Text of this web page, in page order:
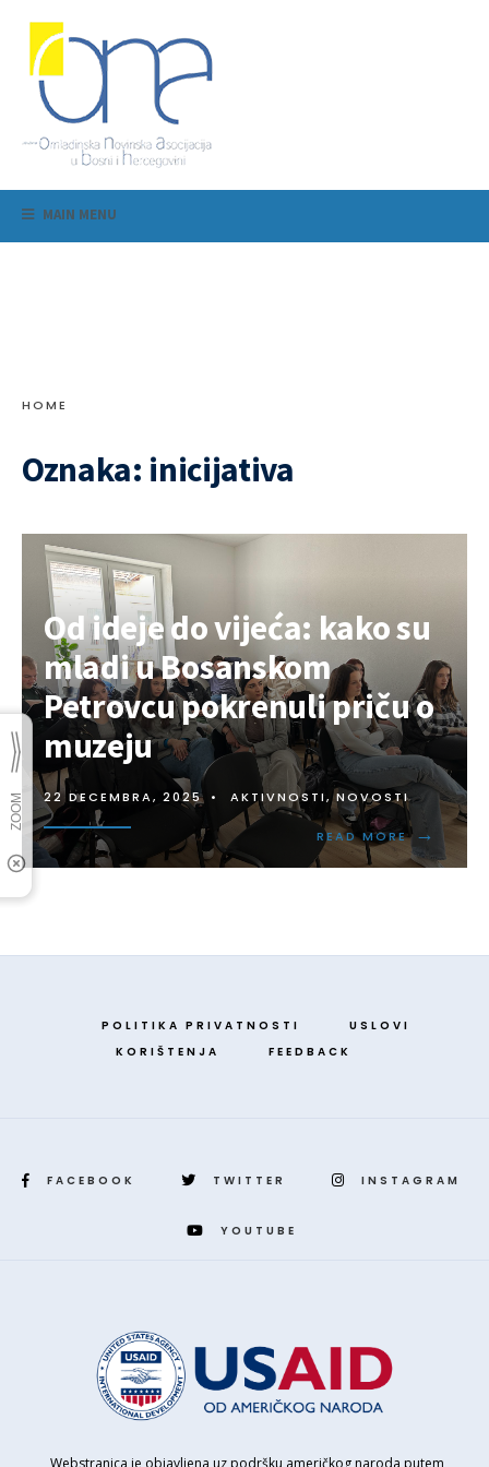
MAIN MENU
HOME
Oznaka: inicijativa
Od ideje do vijeća: kako su
mladi u Bosanskom
Petrovcu pokrenuli priču o
muzeju
22 DECEMBRA, 2025 • AKTIVNOSTI,NOVOSTI
READ MORE →
POLITIKA PRIVATNOSTI
USLOVI
KORIŠTENJA
FEEDBACK
FACEBOOK TWITTER INSTAGRAM
YOUTUBE
„Webstranica je objavljena uz podršku američkog naroda putem